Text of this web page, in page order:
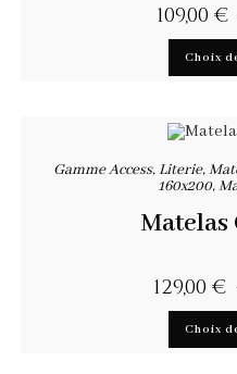
109,00 €
Choix
Gamme Access,Literie,
160x200,
Matelas
129,00 €
Choix